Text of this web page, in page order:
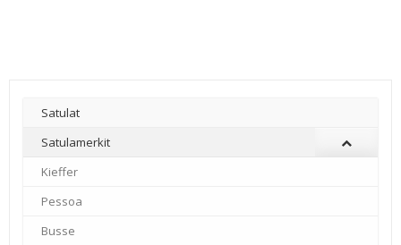
Satulat
Satulamerkit
Kieffer
–
Pessoa
–
Busse
–